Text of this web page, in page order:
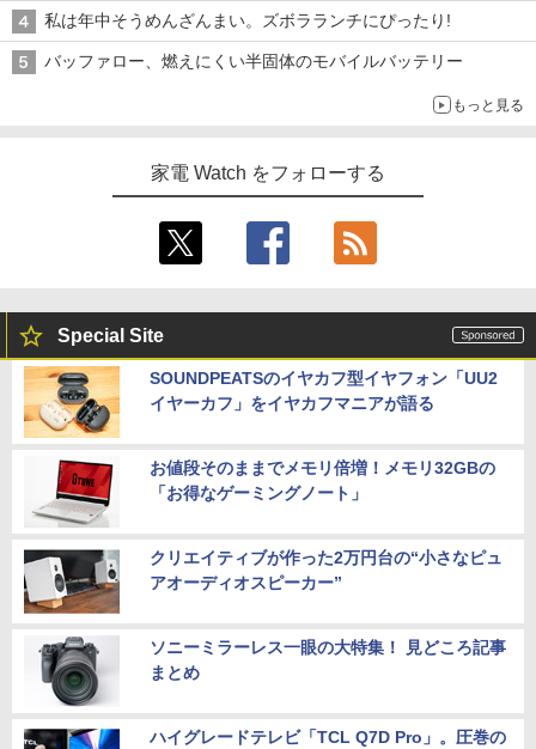
私は年中そうめんざんまい。ズボラランチにぴったり!
バッファロー、燃えにくい半固体のモバイルバッテリー
もっと見る
家電 Watch をフォローする
Special Site
SOUNDPEATSのイヤカフ型イヤフォン「UU2
イヤーカフ」をイヤカフマニアが語る
お値段そのままでメモリ倍増！メモリ32GBの
「お得なゲーミングノート」
クリエイティブが作った2万円台の“小さなピュ
アオーディオスピーカー”
ソニーミラーレス一眼の大特集！ 見どころ記事
まとめ
ハイグレードテレビ「TCL Q7D Pro」。圧巻の